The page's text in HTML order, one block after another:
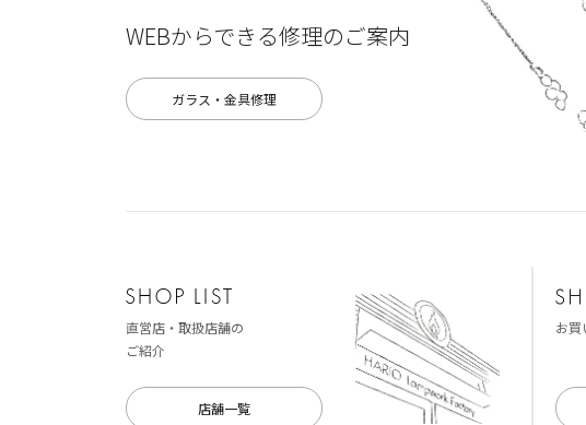
WEBからできる修理のご案内
ガラス・金具修理
直営店・取扱店舗の
ご紹介
店舗一覧
お買